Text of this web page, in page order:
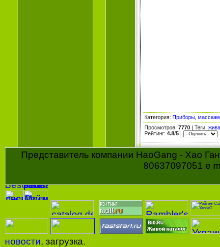
Категория: Приборы,
Просмотров: 7770 | Теги:
Рейтинг: 4.8/5 |
Представитель компании HaoGang - Хао
80637097051 e
новости, загрузка.